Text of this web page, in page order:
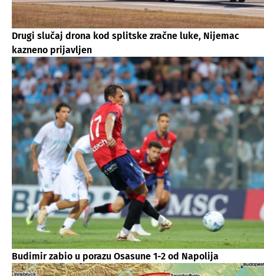
Drugi slučaj drona kod splitske zračne luke, Nijemac
kazneno prijavljen
Budimir zabio u porazu Osasune 1-2 od Napolija